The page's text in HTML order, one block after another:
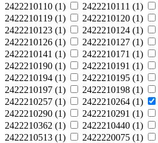
2422210110 (1) 2422210111 (1)
2422210119 (1) 2422210120 (1)
2422210123 (1) 2422210124 (1)
2422210126 (1) 2422210127 (1)
2422210141 (1) 2422210171 (1)
2422210190 (1) 2422210191 (1)
2422210194 (1) 2422210195 (1)
2422210197 (1) 2422210198 (1)
2422210257 (1) 2422210264 (1)
2422210290 (1) 2422210291 (1)
2422210362 (1) 2422210440 (1)
2422210513 (1) 2422220075 (1)